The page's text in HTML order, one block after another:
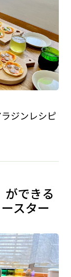
ジンレシピ
ができる
スター